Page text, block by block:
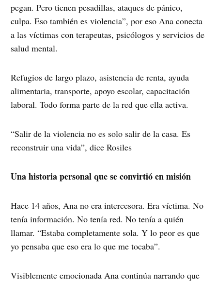
pegan. Pero tienen pesadillas, ataques de pánico,
culpa. Eso también es violencia”, por eso Ana conecta
a las víctimas con terapeutas, psicólogos y servicios de
salud mental.
Refugios de largo plazo, asistencia de renta, ayuda
alimentaria, transporte, apoyo escolar, capacitación
laboral. Todo forma parte de la red que ella activa.
“Salir de la violencia no es solo salir de la casa. Es
reconstruir una vida”, dice Rosiles
Una historia personal que se convirtió en misión
Hace 14 años, Ana no era intercesora. Era víctima. No
tenía información. No tenía red. No tenía a quién
llamar. “Estaba completamente sola. Y lo peor es que
yo pensaba que eso era lo que me tocaba”.
Visiblemente emocionada Ana continúa narrando que